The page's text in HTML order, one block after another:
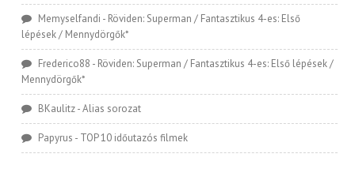
Memyselfandi - Röviden: Superman / Fantasztikus 4-es: Első
lépések / Mennydörgők*
Frederico88 - Röviden: Superman / Fantasztikus 4-es: Első lépések /
Mennydörgők*
BKaulitz-Alias sorozat
Papyrus - TOP 10 időutazós filmek